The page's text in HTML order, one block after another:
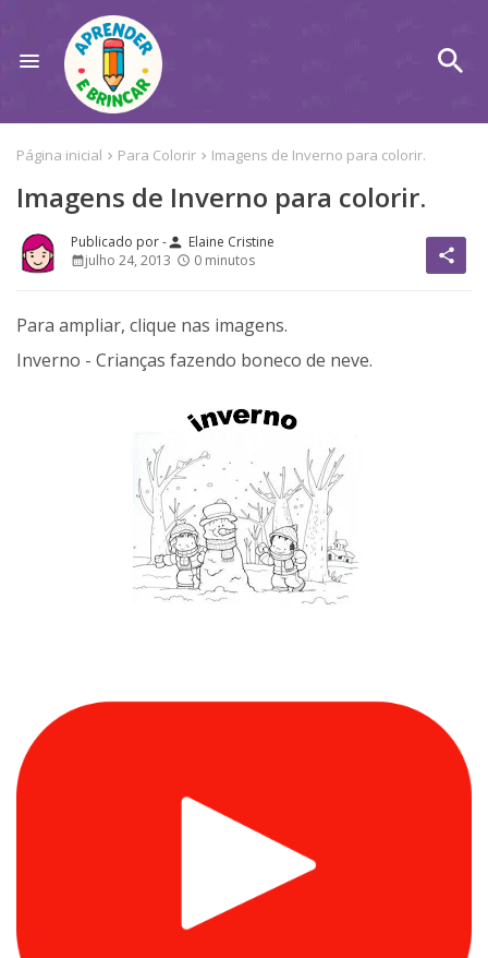
Página inicial Para Colorir Imagens de Inverno para colorir.
Imagens de Inverno para colorir.
person Elaine Cristine
julho 24, 2013
0 minutos share
Para ampliar, clique nas imagens.
Inverno - Crianças fazendo boneco de neve.